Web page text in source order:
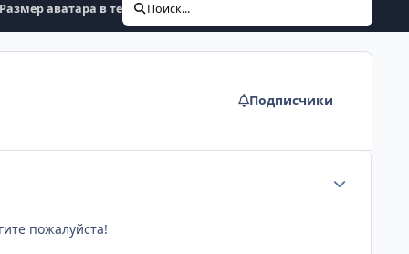
Размер аватара в темахПоиск...
Подписчики
пожалуйста!